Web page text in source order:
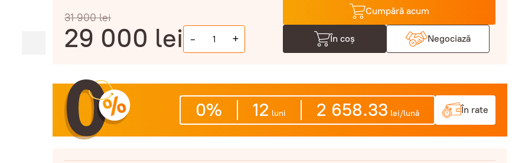
31 900lei
29 000 lei - +
Cumpără acum
În coș Negociază
0% 12 luni 2 658.33 lei/lună În rate